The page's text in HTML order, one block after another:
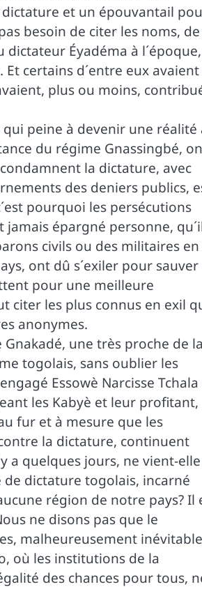
et un épouvantail
besoin de citer les noms, de
Éyadéma à l´époque,
certains d´entre eux avaient
plus ou moins,
peine à devenir une réalité
du régime Gnassingbé, on
la dictature, avec
des deniers publics,
pourquoi les persécutions
jamais épargné personne,
civils ou des militaires en
ont dû s´exiler pour sauver
pour une meilleure
citer les plus connus en exil
anonymes.
une très proche de la
togolais, sans oublier les
Essowè Narcisse Tchala
les Kabyè et leur profitant,
fur et à mesure que les
la dictature, continuent
a quelques jours, ne vient-elle
de dictature togolais, incarné
région de notre pays? Il
ne disons pas que le
malheureusement
où les institutions de la
des chances pour tous,